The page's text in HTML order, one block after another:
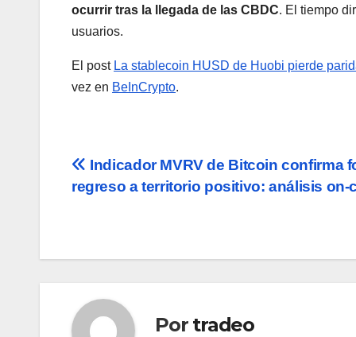
ocurrir tras la llegada de las CBDC. El tiempo
usuarios.
El post La stablecoin HUSD de Huobi pierde
vez en BeInCrypto.
Navegación
de
Indicador MVRV de Bitcoin confirma
regreso a territorio positivo: análisis on-
Por tradeo